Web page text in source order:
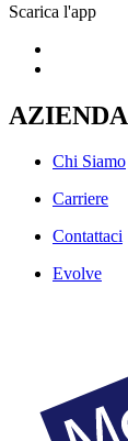
Scarica l'app
AZIENDA
Chi Siamo
Carriere
Contattaci
Evolve